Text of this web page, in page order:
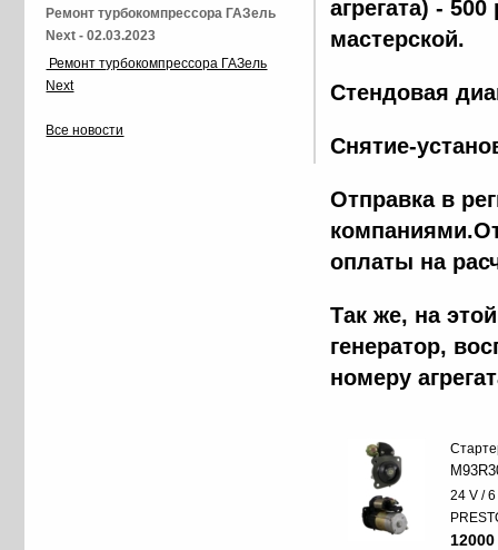
агрегата) -
мастерской.
Стендовая
Снятие-
Отправка в
оплаты на
Так же, на
генератор,
номеру
24 V /
Ремонт турбокомпрессора ГАЗель
Next - 02.03.2023
Ремонт турбокомпрессора ГАЗель
Next
Все новости